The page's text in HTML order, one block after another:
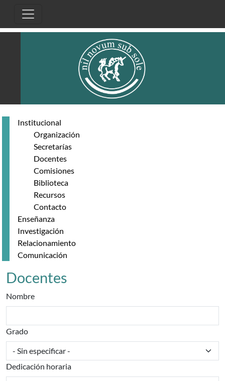
Institucional
Organización
Secretarías
Docentes
Comisiones
Biblioteca
Recursos
Contacto
Enseñanza
Investigación
Relacionamiento
Comunicación
Docentes
Nombre
Grado
Dedicación horaria